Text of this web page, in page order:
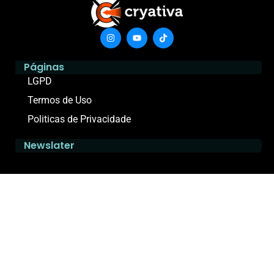
Páginas
LGPD
Termos de Uso
Politicas de Privacidade
Newslater